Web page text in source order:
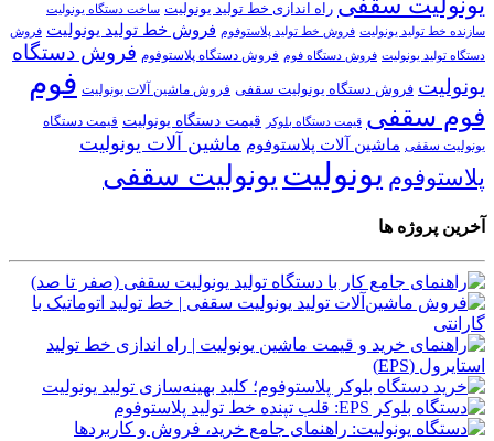
راه اندازی خط تولید یونولیت ساخت دستگاه یونولیت
سازنده خط تولید یونولیت فروش خط تولید پلاستوفوم فروش خط تولید یونولیت فروش
دستگاه تولید یونولیت فروش دستگاه فوم فروش دستگاه پلاستوفوم فروش دستگاه
یونولیت فروش دستگاه یونولیت سقفی فروش ماشین آلات یونولیت فوم
فوم سقفی قیمت دستگاه بلوکر قیمت دستگاه یونولیت قیمت دستگاه
یونولیت سقفی ماشین آلات پلاستوفوم ماشین آلات یونولیت
پلاستوفوم یونولیت یونولیت سقفی
آخرین پروژه ها